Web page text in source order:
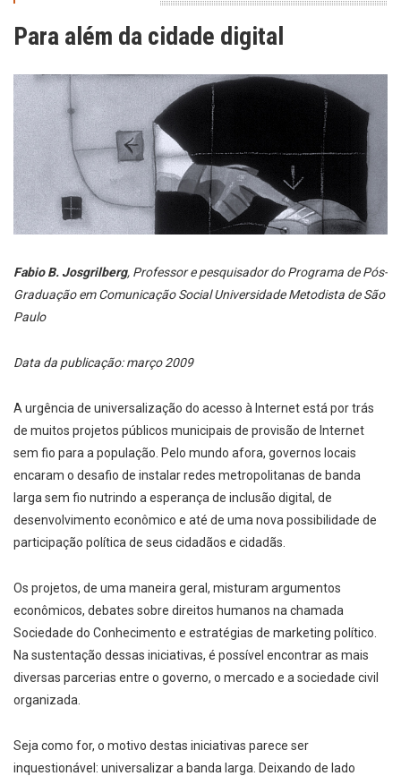
Para além da cidade digital
Fabio B. Josgrilberg, Professor e pesquisador do Programa de Pós-
Graduação em Comunicação Social Universidade Metodista de São
Paulo
Data da publicação: março 2009
A urgência de universalização do acesso à Internet está por trás
de muitos projetos públicos municipais de provisão de Internet
sem fio para a população. Pelo mundo afora, governos locais
encaram o desafio de instalar redes metropolitanas de banda
larga sem fio nutrindo a esperança de inclusão digital, de
desenvolvimento econômico e até de uma nova possibilidade de
participação política de seus cidadãos e cidadãs.
Os projetos, de uma maneira geral, misturam argumentos
econômicos, debates sobre direitos humanos na chamada
Sociedade do Conhecimento e estratégias de marketing político.
Na sustentação dessas iniciativas, é possível encontrar as mais
diversas parcerias entre o governo, o mercado e a sociedade civil
organizada.
Seja como for, o motivo destas iniciativas parece ser
inquestionável: universalizar a banda larga. Deixando de lado